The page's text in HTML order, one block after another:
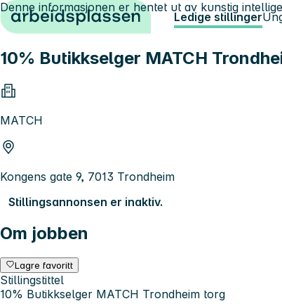
Hopp til innhold Ledige stillinger
10% Butikkselger MATCH
MATCH
Kongens gate 9, 7013 Trondheim
Stillingsannonsen er inaktiv.
Om jobben
Lagre favoritt
Stillingstittel
10% Butikkselger MATCH Trondheim torg
Denne informasjonen er hentet ut av kunstig